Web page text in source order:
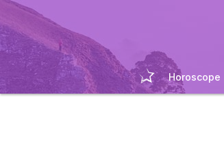
Horoscope